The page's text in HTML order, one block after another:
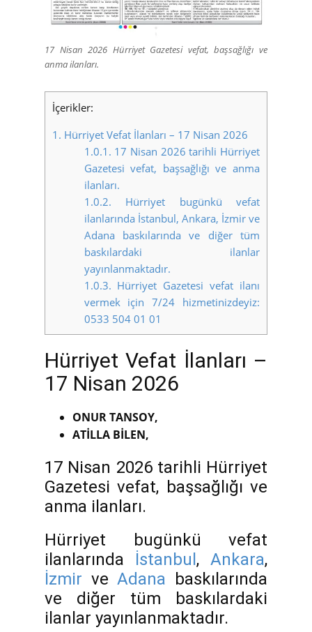
17 Nisan 2026 Hürriyet Gazetesi vefat, başsağlığı ve
anma ilanları.
İçerikler:
1. Hürriyet Vefat İlanları – 17 Nisan 2026
1.0.1. 17 Nisan 2026 tarihli Hürriyet
Gazetesi vefat, başsağlığı ve anma
ilanları.
1.0.2. Hürriyet bugünkü vefat
ilanlarında İstanbul, Ankara, İzmir ve
Adana baskılarında ve diğer tüm
baskılardaki ilanlar
yayınlanmaktadır.
1.0.3. Hürriyet Gazetesi vefat ilanı
vermek için 7/24 hizmetinizdeyiz:
0533 504 01 01
Hürriyet Vefat İlanları –
17 Nisan 2026
ONUR TANSOY,
ATİLLA BİLEN,
17 Nisan 2026 tarihli Hürriyet
Gazetesi vefat, başsağlığı ve
anma ilanları.
Hürriyet bugünkü vefat
ilanlarında İstanbul , Ankara,
İzmir veAdana baskılarında
ve diğer tüm baskılardaki
ilanlar yayınlanmaktadır.